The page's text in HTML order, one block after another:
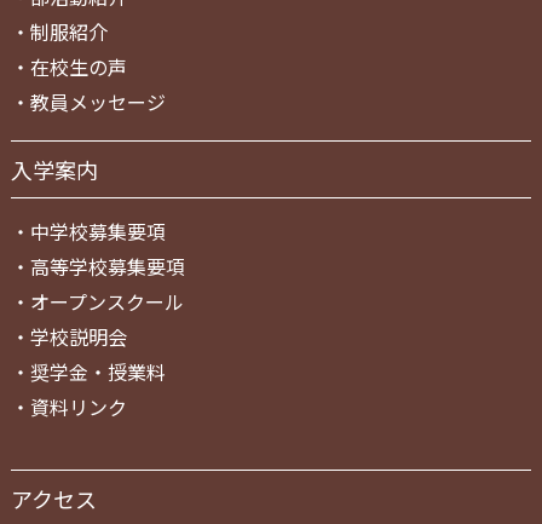
・ 制服紹介
・ 在校生の声
・ 教員メッセージ
入学案内
・ 中学校募集要項
・ 高等学校募集要項
・ オープンスクール
・ 学校説明会
・ 奨学金・授業料
・ 資料リンク
アクセス